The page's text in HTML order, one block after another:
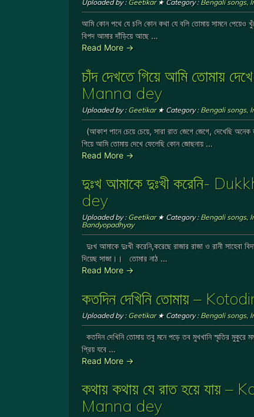
Uploaded by : Geetikar ★ Category : Bengali songs,
আমি কোন পথে যে চলি কোন কথা যে বলি তোমায় সামনে পেয়েও
বিপদ আমার দাঁড়িয়ে আছে …
Read More →
চাঁদ দেখতে গিয়ে আমি তোমায়
Manna dey
Uploaded by : Geetikar ★ Category : Bengali songs,
(আকাশ পানে চেয়ে চেয়ে, সারা রাত জেগে জেগে, দেখেছি
গিয়ে আমি তোমায় দেখে ফেলেছি কোন জোছনায় …
Read More →
দুঃখ আমাকে দুঃখী করেনি-
dey
Uploaded by : Geetikar ★ Category : Bengali songs,
Bandyopadhyay
দুঃখ আমাকে দুঃখী করেনি,করেছে রাজার রাজা ও রানী
দিয়েছ সাজা।। তোমার নাঠ …
Read More →
কতদিন দেখিনি তোমায় –
Uploaded by : Geetikar ★ Category : Bengali songs,
কতদিন দেখিনি তোমায় তবু মনে পড়ে তব মুখখানি স্মৃতির
প্রিয় যবে …
Read More →
কথায় কথায় যে রাত হয়ে
Manna dey